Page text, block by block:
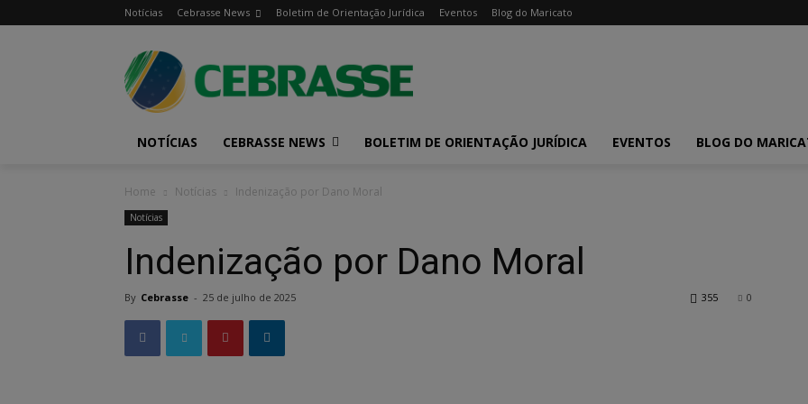
Notícias Cebrasse News Boletim de Orientação Jurídica Eventos Blog do Maricato
NOTÍCIAS CEBRASSE NEWS BOLETIM DE ORIENTAÇÃO JURÍDICA EVENTOS BLOG DO
Home Notícias Indenização por Dano Moral
Notícias
Indenização por Dano Moral
By Cebrasse - 25 de julho de 2025 0
355